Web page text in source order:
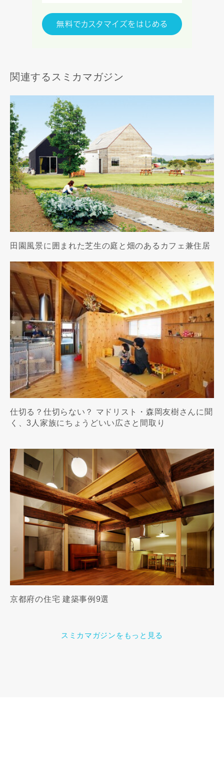
関連するスミカマガジン
田園風景に囲まれた芝生の庭と畑のあるカフェ兼住居
仕切る？仕切らない？ マドリスト・森岡友樹さんに聞
く、3人家族にちょうどいい広さと間取り
京都府の住宅 建築事例9選
スミカマガジンをもっと見る